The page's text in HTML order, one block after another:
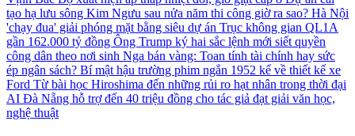
tạo hạ lưu sông Kim Ngưu sau nửa năm thi công giờ ra sao? Hà Nội
'chạy đua' giải phóng mặt bằng siêu dự án Trục không gian QL1A
gần 162.000 tỷ đồng Ông Trump ký hai sắc lệnh mới siết quyền
công dân theo nơi sinh Nga bán vàng: Toan tính tài chính hay sức
ép ngân sách? Bí mật hậu trường phim ngắn 1952 kể về thiết kế xe
Ford Từ bài học Hiroshima đến những rủi ro hạt nhân trong thời đại
AI Đà Nẵng hỗ trợ đến 40 triệu đồng cho tác giả đạt giải văn học,
nghệ thuật